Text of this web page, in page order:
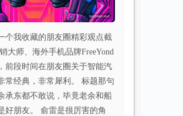
个我收藏的朋友圈精彩观点截
大师、海外手机品牌FreeYond
前段时间在朋友圈关于智能汽
常经典，非常犀利。 标题那句
承东都不敢说，毕竟老余和船
好朋友。 俞雷是很厉害的角